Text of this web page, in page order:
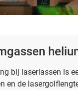
bij laserlassen is
en de